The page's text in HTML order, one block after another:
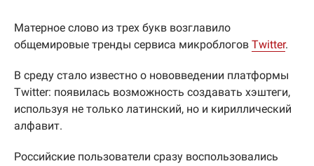
Матерное слово из трех букв возглавило
общемировые тренды сервиса микроблогов Twitter.
В среду стало известно о нововведении платформы
Twitter: появилась возможность создавать хэштеги,
используя не только латинский, но и кириллический
алфавит.
Российские пользователи сразу воспользовались